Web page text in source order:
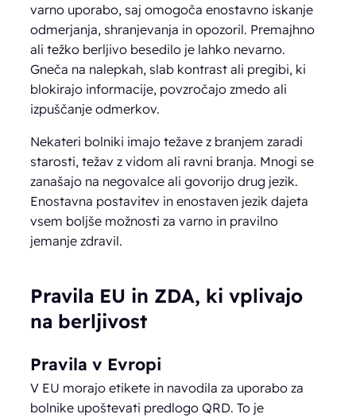
varno uporabo, saj omogoča enostavno iskanje
odmerjanja, shranjevanja in opozoril. Premajhno
ali težko berljivo besedilo je lahko nevarno.
Gneča na nalepkah, slab kontrast ali pregibi, ki
blokirajo informacije, povzročajo zmedo ali
izpuščanje odmerkov.
Nekateri bolniki imajo težave z branjem zaradi
starosti, težav z vidom ali ravni branja. Mnogi se
zanašajo na negovalce ali govorijo drug jezik.
Enostavna postavitev in enostaven jezik dajeta
vsem boljše možnosti za varno in pravilno
jemanje zdravil.
Pravila EU in ZDA, ki vplivajo
na berljivost
Pravila v Evropi
V EU morajo etikete in navodila za uporabo za
bolnike upoštevati predlogo QRD. To je